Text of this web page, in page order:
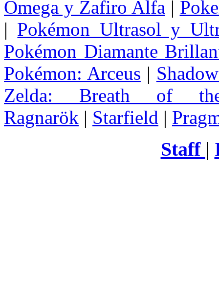
Omega y Zafiro Alfa |
| Pokémon Ultrasol y
Pokémon Diamante
Pokémon: Arceus |
Zelda: Breath of
Ragnarök | Starfield |
Staff |